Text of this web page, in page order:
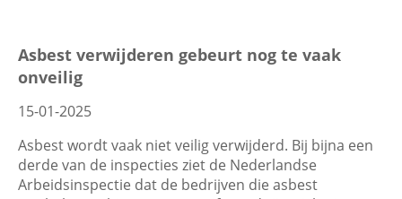
Asbest verwijderen gebeurt nog te vaak
onveilig
15-01-2025
Asbest wordt vaak niet veilig verwijderd. Bij bijna een
derde van de inspecties ziet de Nederlandse
Arbeidsinspectie dat de bedrijven die asbest